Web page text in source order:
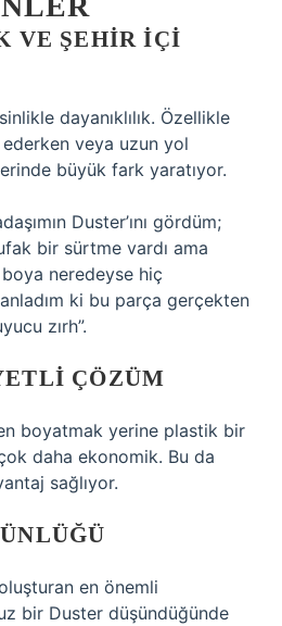
VE ŞEHIR IÇI
dayanıklılık. Özellikle
veya uzun yol
büyük fark yaratıyor.
Duster’ını gördüm;
bir sürtme vardı ama
neredeyse hiç
ki bu parça gerçekten
zırh”.
ÇÖZÜM
boyatmak yerine plastik bir
daha ekonomik. Bu da
sağlıyor.
en önemli
bir Duster düşündüğünde